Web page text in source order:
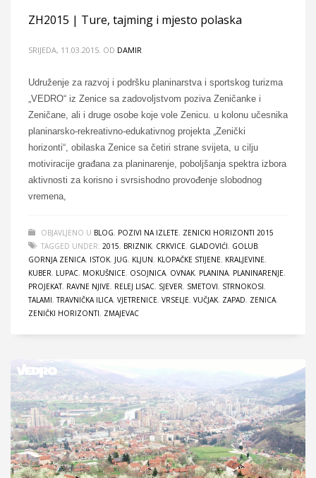
ZH2015 | Ture, tajming i mjesto polaska
SRIJEDA, 11.03.2015. OD DAMIR
Udruženje za razvoj i podršku planinarstva i sportskog turizma
„VEDRO“ iz Zenice sa zadovoljstvom poziva Zeničanke i
Zeničane, ali i druge osobe koje vole Zenicu. u kolonu učesnika
planinarsko-rekreativno-edukativnog projekta „Zenički
horizonti“, obilaska Zenice sa četiri strane svijeta, u cilju
motiviracije građana za planinarenje, poboljšanja spektra izbora
aktivnosti za korisno i svrsishodno provođenje slobodnog
vremena,
OBJAVLJENO U BLOG, POZIVI NA IZLETE, ZENICKI HORIZONTI 2015
TAGGED UNDER: 2015, BRIZNIK, CRKVICE, GLADOVIĆI, GOLUB,
GORNJA ZENICA, ISTOK, JUG, KLJUN, KLOPAČKE STIJENE, KRALJEVINE,
KUBER, LUPAC, MOKUŠNICE, OSOJNICA, OVNAK, PLANINA, PLANINARENJE,
PROJEKAT, RAVNE NJIVE, RELEJ LISAC, SJEVER, SMETOVI, STRNOKOSI,
TALAMI,TRAVNIČKA ILICA, VJETRENICE, VRSELJE, VUČJAK, ZAPAD, ZENICA,
ZENIČKI HORIZONTI, ZMAJEVAC